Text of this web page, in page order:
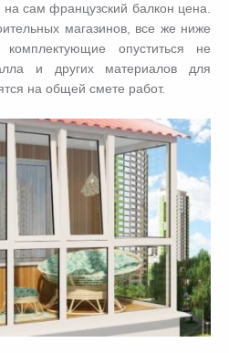
сам французский балкон цена.
магазинов, все же ниже
опуститься не
и других материалов для
на общей смете работ.